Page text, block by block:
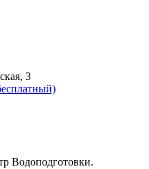
3
Водоподготовки.